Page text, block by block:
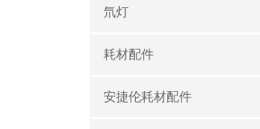
氘灯
耗材配件
安捷伦耗材配件